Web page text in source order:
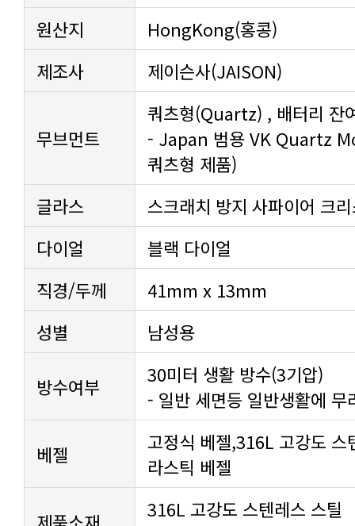
원산지
HongKong(홍콩)
제조사
제이슨사(JAISON)
무브먼트
쿼츠형(Quartz) , 배터리 잔
쿼츠형 제품)
글라스
스크래치 방지 사파이어 크
다이얼
블랙 다이얼
직경/두께
41mm x 13mm
성별
남성용
방수여부
30미터 생활 방수(3기압)
- 일반 세면등 일반생활에 무
베젤 라스틱 베젤
제품소재
316L 고강도 스텐레스 스틸